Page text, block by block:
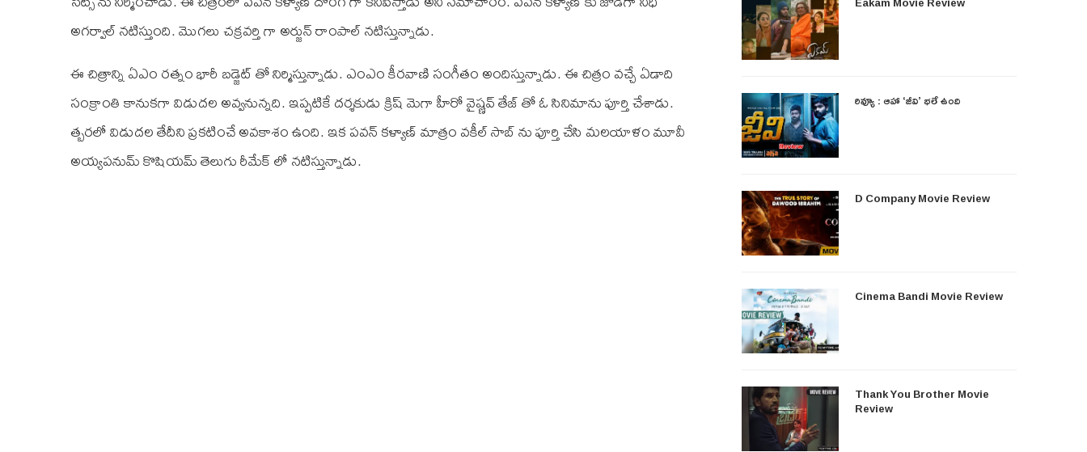
అగర్వాల్ నటిస్తుంది. మొగలు చక్రవర్తి గా అర్జున్ రాంపాల్ నటిస్తున్నాడు.
ఈ చిత్రాన్ని ఏ‌ఎం రత్నం భారీ బడ్జెట్ తో నిర్మిస్తున్నాడు. ఎం‌ఎం కీరవాణి సంగీతం అందిస్తున్నాడు. ఈ చిత్రం వచ్చే ఏడాది
సంక్రాంతి కానుకగా విడుదల అవ్వనున్నది. ఇప్పటికే దర్శకుడు క్రిష్ మెగా హీరో వైష్ణవ్ తేజ్ తో ఓ సినిమాను పూర్తి చేశాడు.
త్బరలో విడుదల తేదీని ప్రకటించే అవకాశం ఉంది. ఇక పవన్ కళ్యాణ్ మాత్రం వకీల్ సాబ్ ను పూర్తి చేసి మలయాళం మూవీ
అయ్యపనుమ్ కొషియమ్ తెలుగు రీమేక్ లో నటిస్తున్నాడు.
రివ్యూ : ఆహా ‘జీవి’ భలే ఉంది
D Company Movie Review
Cinema Bandi Movie Review
Thank You Brother Movie
Review